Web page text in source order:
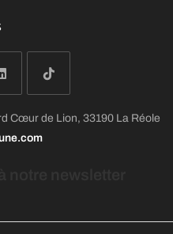
dans
un
Cœur de Lion, 33190 La Réole